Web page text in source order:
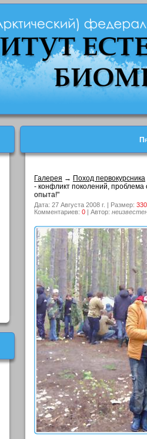
Галерея → Поход первокурсника
- конфликт поколений, проблема
опыта!"
Дата: 27 Августа 2008 г. | Размер:
Комментариев: 0 | Автор: